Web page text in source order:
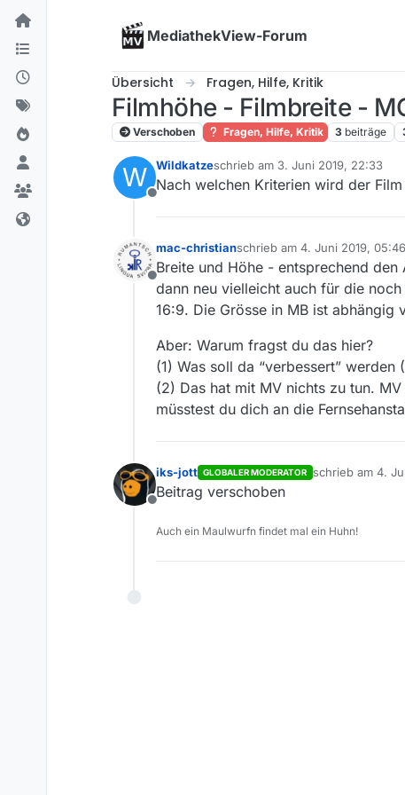
Skip to content
MediathekView-Forum
Übersicht Fragen, Hilfe, Kritik
Filmhöhe - Filmbreite -
Verschoben Fragen, Hilfe, Kritik 3 beiträge
W
Offline
Wildkatzeschrieb am 3. Juni 2019, 22:33
zuletzt editiert von
Nach welchen Kriterien wird der
Offline
mac-christianschrieb am 4. Juni 2019, 05:46
zuletzt editiert von mac-
Breite und Höhe - entsprechend den
dann neu vielleicht auch für die
16:9. Die Grösse in MB ist abhängig
Aber: Warum fragst du das hier?
(1) Was soll da “verbessert” werden
(2) Das hat mit MV nichts zu tun.
müsstest du dich an die
Offline
iks-jott GLOBALER MODERATOR schrieb am 4.
zuletzt editiert
Beitrag verschoben
Auch ein Maulwurfn findet mal ein Huhn!